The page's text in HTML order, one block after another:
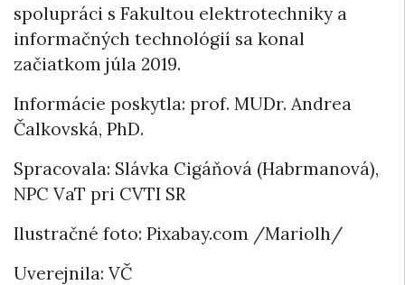
spolupráci s Fakultou elektrotechniky a
informačných technológií sa konal
začiatkom júla 2019.
Informácie poskytla: prof. MUDr. Andrea
Čalkovská, PhD.
Spracovala: Slávka Cigáňová (Habrmanová),
NPC VaT pri CVTI SR
Ilustračné foto: Pixabay.com /Mariolh/
Uverejnila: VČ